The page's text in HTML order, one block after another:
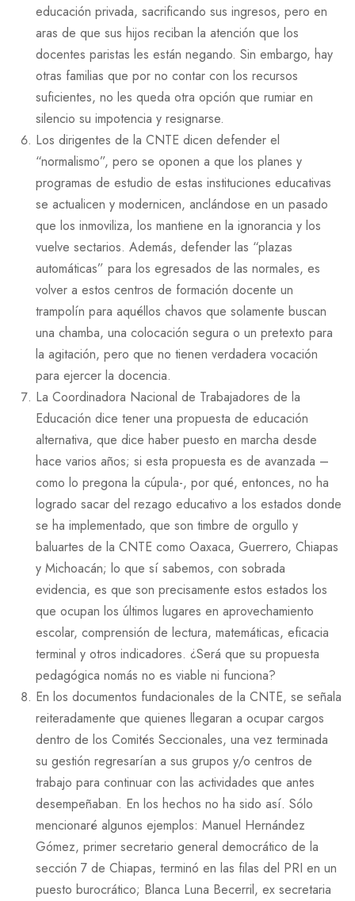
educación privada, sacrificando sus ingresos, pero en
aras de que sus hijos reciban la atención que los
docentes paristas les están negando. Sin embargo, hay
otras familias que por no contar con los recursos
suficientes, no les queda otra opción que rumiar en
silencio su impotencia y resignarse.
Los dirigentes de la CNTE dicen defender el
“normalismo”, pero se oponen a que los planes y
programas de estudio de estas instituciones educativas
se actualicen y modernicen, anclándose en un pasado
que los inmoviliza, los mantiene en la ignorancia y los
vuelve sectarios. Además, defender las “plazas
automáticas” para los egresados de las normales, es
volver a estos centros de formación docente un
trampolín para aquéllos chavos que solamente buscan
una chamba, una colocación segura o un pretexto para
la agitación, pero que no tienen verdadera vocación
para ejercer la docencia.
La Coordinadora Nacional de Trabajadores de la
Educación dice tener una propuesta de educación
alternativa, que dice haber puesto en marcha desde
hace varios años; si esta propuesta es de avanzada –
como lo pregona la cúpula-, por qué, entonces, no ha
logrado sacar del rezago educativo a los estados donde
se ha implementado, que son timbre de orgullo y
baluartes de la CNTE como Oaxaca, Guerrero, Chiapas
y Michoacán; lo que sí sabemos, con sobrada
evidencia, es que son precisamente estos estados los
que ocupan los últimos lugares en aprovechamiento
escolar, comprensión de lectura, matemáticas, eficacia
terminal y otros indicadores. ¿Será que su propuesta
pedagógica nomás no es viable ni funciona?
En los documentos fundacionales de la CNTE, se señala
reiteradamente que quienes llegaran a ocupar cargos
dentro de los Comités Seccionales, una vez terminada
su gestión regresarían a sus grupos y/o centros de
trabajo para continuar con las actividades que antes
desempeñaban. En los hechos no ha sido así. Sólo
mencionaré algunos ejemplos: Manuel Hernández
Gómez, primer secretario general democrático de la
sección 7 de Chiapas, terminó en las filas del PRI en un
puesto burocrático; Blanca Luna Becerril, ex secretaria